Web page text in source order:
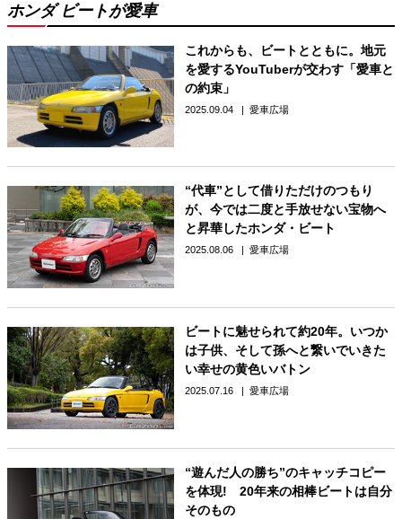
ホンダ ビートが愛車
これからも、ビートとともに。地元
を愛するYouTuberが交わす「愛車と
の約束」
2025.09.04 愛車広場
“代車”として借りただけのつもり
が、今では二度と手放せない宝物へ
と昇華したホンダ・ビート
2025.08.06 愛車広場
ビートに魅せられて約20年。いつか
は子供、そして孫へと繋いでいきた
い幸せの黄色いバトン
2025.07.16 愛車広場
“遊んだ人の勝ち”のキャッチコピー
を体現! 20年来の相棒ビートは自分
そのもの